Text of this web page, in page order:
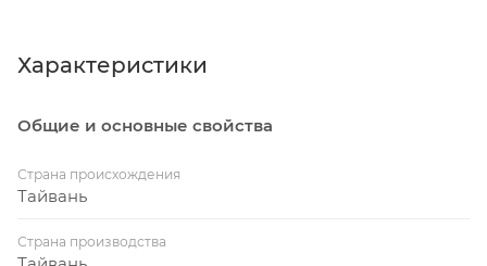
технологии: гладкие швы, конический рулевой
стакан, крепление тормоза внутри треугольника,
внутренняя проводка, крепления для крыльев,
Характеристики
Общие и основные свойства
Страна происхождения
Тайвань
Страна производства